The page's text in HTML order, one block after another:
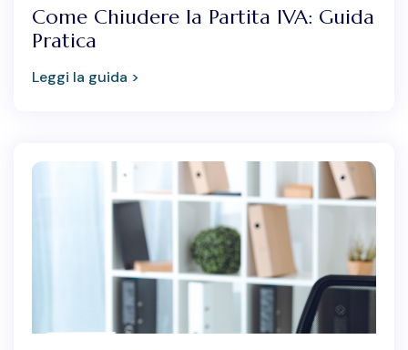
Come Chiudere la Partita IVA: Guida
Pratica
Leggi la guida >